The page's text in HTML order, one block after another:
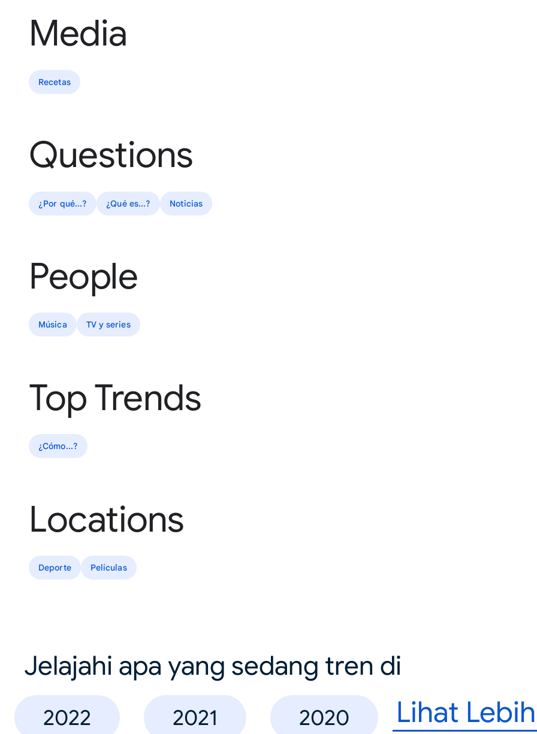
Media
Recetas
Questions
¿Por qué...? ¿Qué es...? Noticias
People
Música TV y series
Top Trends
¿Cómo...?
Locations
Deporte Películas
Jelajahi apa yang sedang tren di
2022 2021 2020 Lihat